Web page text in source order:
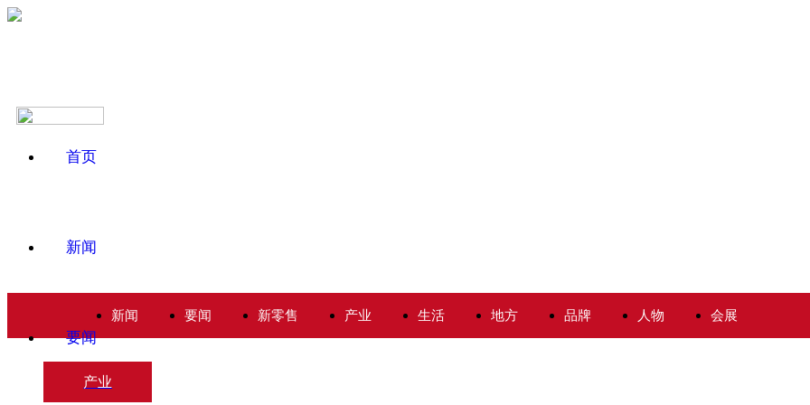
首页
新闻
要闻
新闻 要闻 新零售 产业 生活 地方 品牌 人物 会展
产业